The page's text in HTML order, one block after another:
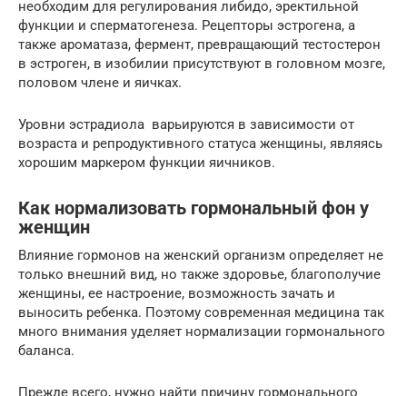
необходим для регулирования либидо, эректильной
функции и сперматогенеза. Рецепторы эстрогена, а
также ароматаза, фермент, превращающий тестостерон
в эстроген, в изобилии присутствуют в головном мозге,
половом члене и яичках.
Уровни эстрадиола варьируются в зависимости от
возраста и репродуктивного статуса женщины, являясь
хорошим маркером функции яичников.
Как нормализовать гормональный фон у
женщин
Влияние гормонов на женский организм определяет не
только внешний вид, но также здоровье, благополучие
женщины, ее настроение, возможность зачать и
выносить ребенка. Поэтому современная медицина так
много внимания уделяет нормализации гормонального
баланса.
Прежде всего, нужно найти причину гормонального